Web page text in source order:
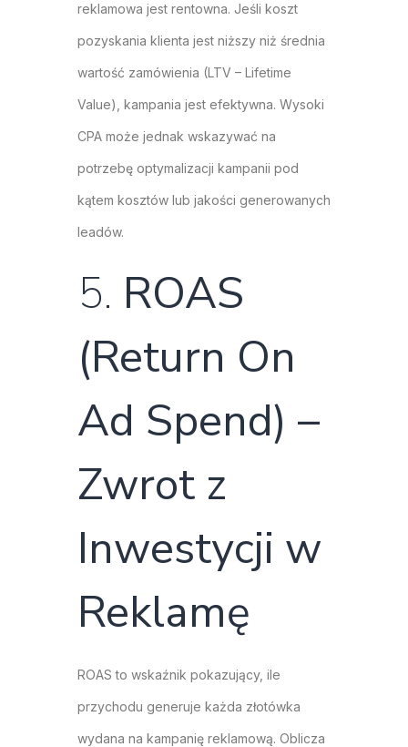
reklamowa jest rentowna. Jeśli koszt
pozyskania klienta jest niższy niż średnia
wartość zamówienia (LTV – Lifetime
Value), kampania jest efektywna. Wysoki
CPA może jednak wskazywać na
potrzebę optymalizacji kampanii pod
kątem kosztów lub jakości generowanych
leadów.
5. ROAS
(Return On
Ad Spend) –
Zwrot z
Inwestycji w
Reklamę
ROAS to wskaźnik pokazujący, ile
przychodu generuje każda złotówka
wydana na kampanię reklamową. Oblicza